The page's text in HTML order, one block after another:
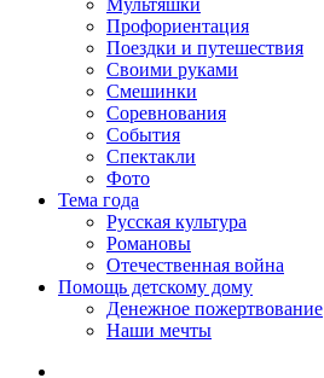
Мультяшки
Профориентация
Поездки и путешествия
Своими руками
Смешинки
Соревнования
События
Спектакли
Фото
Тема года
Русская культура
Романовы
Отечественная война
Помощь детскому дому
Денежное пожертвование
Наши мечты